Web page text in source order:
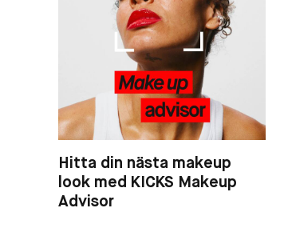
Hitta din nästa makeup
look med KICKS Makeup
Advisor